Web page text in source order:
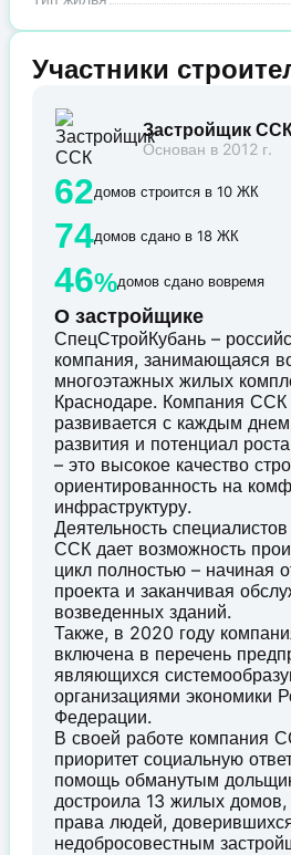
Участники
Застройщик
Основан в 2012 г.
62домов строится в 10 ЖК
74домов сдано в 18 ЖК
46%домов сдано вовремя
О застройщике
СпецСтройКубань –
компания, занимающаяся
многоэтажных жилых
Краснодаре. Компания ССК
развивается с каждым
развития и потенциал
– это высокое качество
ориентированность на
инфраструктуру.
Деятельность
ССК дает возможность
цикл полностью – начиная
проекта и заканчивая
возведенных зданий.
Также, в 2020 году
включена в перечень
являющихся
организациями экономики
Федерации.
В своей работе компания
приоритет социальную
помощь обманутым
достроила 13 жилых домов,
права людей,
недобросовестным